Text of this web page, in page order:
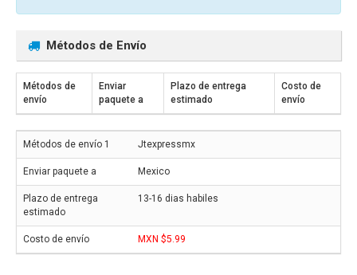
Métodos de Envío
Métodos de
envío
Enviar
paquete a
Plazo de entrega
estimado
Costo de
envío
Jtexpressmx
Mexico
13-16 dias habiles
MXN $5.99